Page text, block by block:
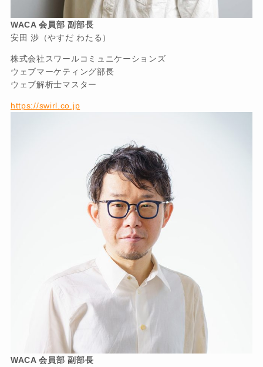
WACA 会員部 副部長
安田 渉（やすだ わたる）
株式会社スワールコミュニケーションズ
ウェブマーケティング部長
ウェブ解析士マスター
https://swirl.co.jp
WACA 会員部 副部長